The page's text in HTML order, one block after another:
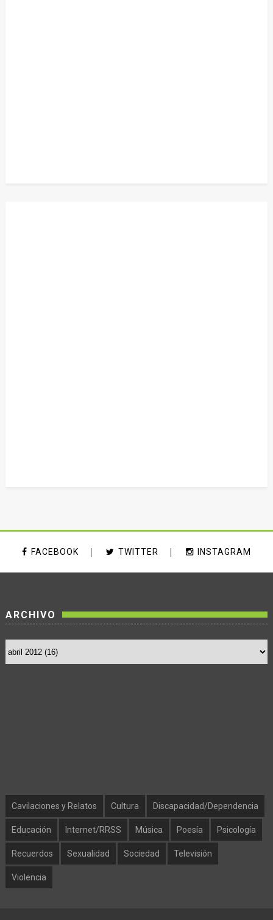
FACEBOOK TWITTER INSTAGRAM
ARCHIVO
Cavilaciones y Relatos Cultura Discapacidad/Dependencia
Educación Internet/RRSS Música Poesía Psicología
Recuerdos Sexualidad Sociedad Televisión
Violencia